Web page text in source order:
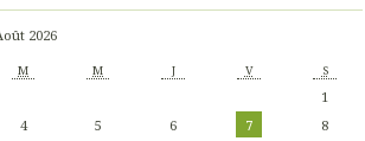
2026
M M J V S
1
4 5 6 7
8